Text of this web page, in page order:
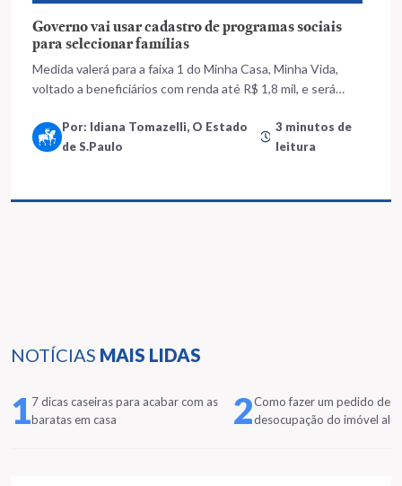
NOTÍCIAS MAIS LIDAS
17 dicas caseiras para acabar com as
baratas em casa
2Como fazer um pedido de
desocupação do imóvel
Governo vai usar cadastro de programas sociais
para selecionar famílias
Medida valerá para a faixa 1 do Minha Casa, Minha Vida,
voltado a beneficiários com renda até R$ 1,8 mil, e será
fiscalizaçãoPor: Idiana Tomazelli, O Estado
de S.Paulo
3 minutos de
leitura